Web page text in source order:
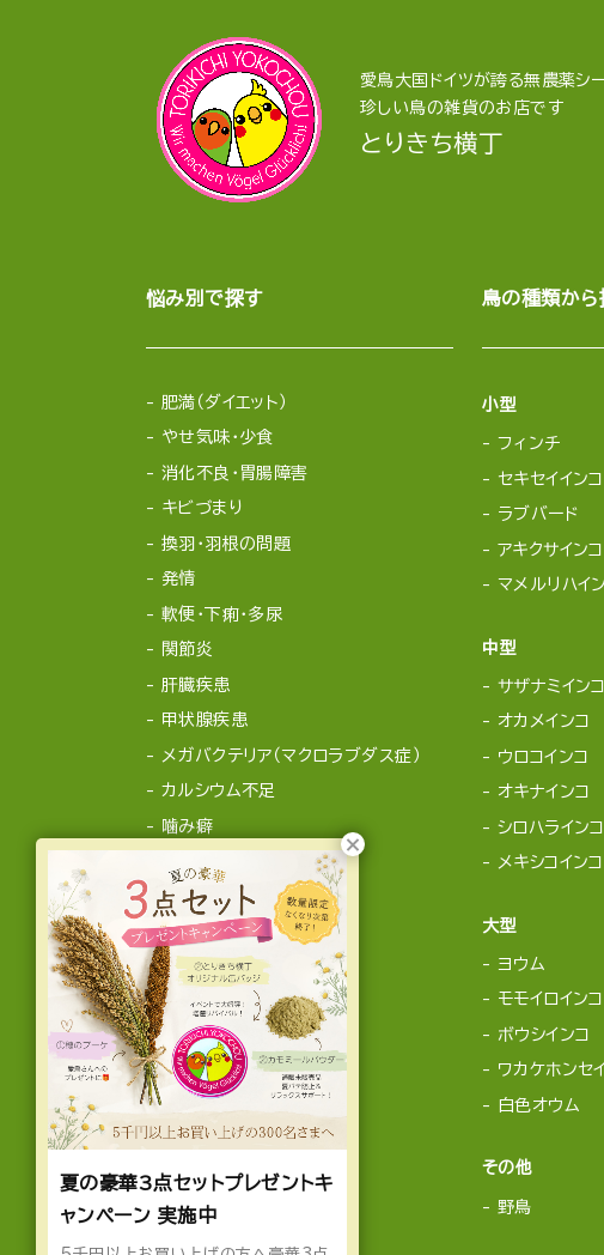
愛鳥大国ドイツが誇る無農薬シ
珍しい鳥の雑貨のお店です
とりきち横丁
悩み別で探す
肥満（ダイエット）
やせ気味・少食
消化不良・胃腸障害
キビづまり
換羽・羽根の問題
発情
軟便・下痢・多尿
関節炎
肝臓疾患
甲状腺疾患
メガバクテリア（マクロラブダス症）
カルシウム不足
噛み癖
鳥の種類から
小型
フィンチ
セキセイインコ
ラブバード
アキクサインコ
マメルリハイ
中型
サザナミインコ
オカメインコ
ウロコインコ
オキナインコ
シロハラインコ
メキシコインコ
大型
ヨウム
モモイロインコ
ボウシインコ
ワカケホンセ
白色オウム
その他
野鳥
夏の豪華3点セットプレゼントキ
ャンペーン 実施中